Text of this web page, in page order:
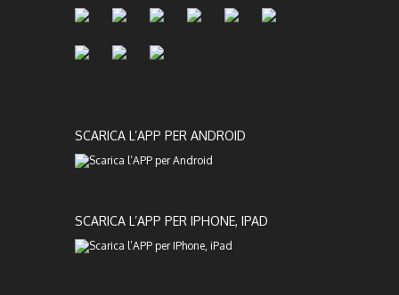
SCARICA L’APP PER ANDROID
SCARICA L’APP PER IPHONE, IPAD